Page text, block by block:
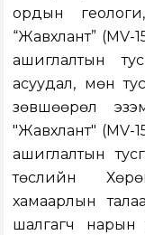
ордын
“Жавхлант” (MV-
ашиглалтын
асуудал, мөн
зөвшөөрөл
"Жавхлант" (MV-
ашиглалтын
төслийн
хамаарлын
шалгагч нарын